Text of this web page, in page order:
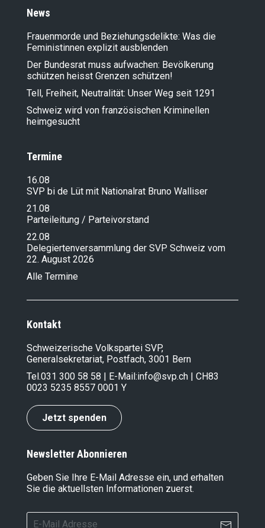
News
Frauenmorde und Beziehungsdelikte: Was die
Feministinnen explizit ausblenden
Der Bundesrat muss aufwachen: Bevölkerung
schützen heisst Grenzen schützen!
Tell, Freiheit, Neutralität: Unser Weg seit 1291
Schweiz wird von französischen Kriminellen
heimgesucht
Termine
16.08
SVP bi de Lüt mit Nationalrat Bruno Walliser
21.08
Parteileitung / Parteivorstand
22.08
Delegiertenversammlung der SVP Schweiz vom
22. August 2026
Alle Termine
Kontakt
Schweizerische Volkspartei SVP,
Generalsekretariat, Postfach, 3001 Bern
Tel.031 300 58 58 | E-Mail:info@svp.ch | CH83
0023 5235 8557 0001 Y
Jetzt spenden
Newsletter Abonnieren
Geben Sie Ihre E-Mail Adresse ein, und erhalten
Sie die aktuellsten Informationen zuerst.